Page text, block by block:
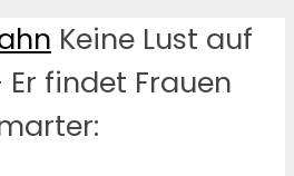
Keine Lust auf
findet Frauen